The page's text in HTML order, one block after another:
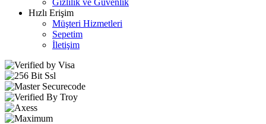
Gizlilik ve Güvenlik
Hızlı Erişim
Müşteri Hizmetleri
Sepetim
İletişim